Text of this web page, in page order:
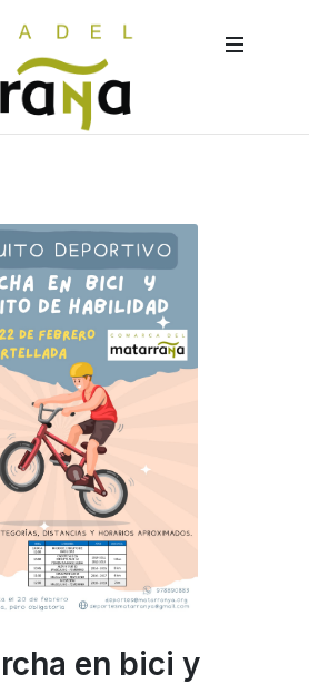
en bici y